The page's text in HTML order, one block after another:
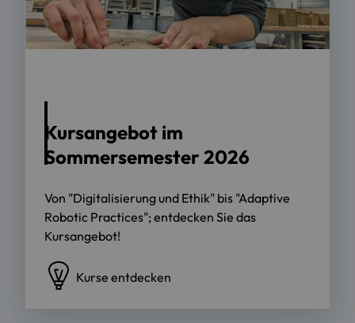
Kursangebot im
Sommersemester 2026
Von "Digitalisierung und Ethik" bis "Adaptive
Robotic Practices"; entdecken Sie das
Kursangebot!
Kurse entdecken